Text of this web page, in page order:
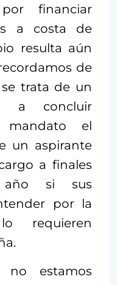
financiar
a costa de
resulta aún
de
trata de un
a concluir
mandato el
un aspirante
a finales
si sus
por la
requieren
no estamos